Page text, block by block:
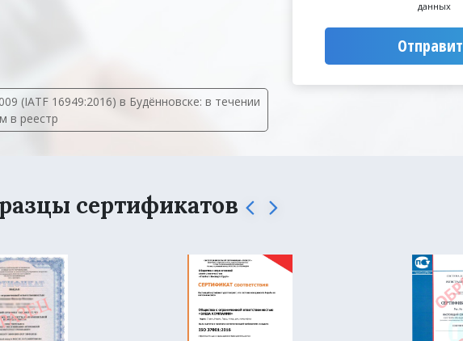
(IATF 16949:2016) в Будённовске: в течении
в реестр
данных
сертификатов